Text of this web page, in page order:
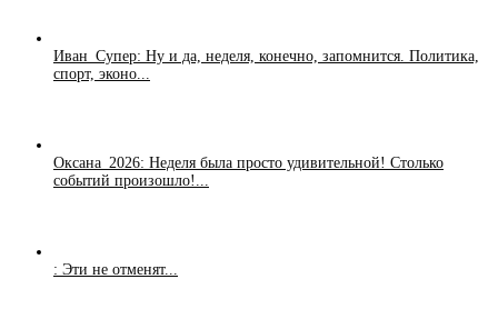
Иван_Супер: Ну и да, неделя, конечно, запомнится. Политика,
спорт, эконо...
Оксана_2026: Неделя была просто удивительной! Столько
событий произошло!...
: Эти не отменят...